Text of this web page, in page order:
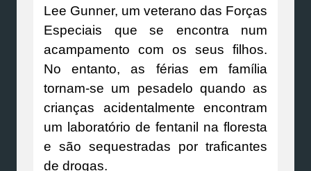
Lee Gunner, um veterano das Forças
Especiais que se encontra num
acampamento com os seus filhos.
No entanto, as férias em família
tornam-se um pesadelo quando as
crianças acidentalmente encontram
um laboratório de fentanil na floresta
e são sequestradas por traficantes
de drogas.